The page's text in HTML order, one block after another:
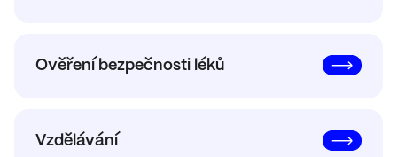
Ověření bezpečnosti léků
Vzdělávání